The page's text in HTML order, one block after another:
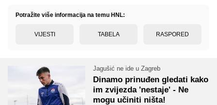
Potražite više informacija na temu HNL:
VIJESTI TABELA RASPORED
Jagušić ne ide u Zagreb
Dinamo prinuđen gledati kako
im zvijezda 'nestaje' - Ne
mogu učiniti ništa!